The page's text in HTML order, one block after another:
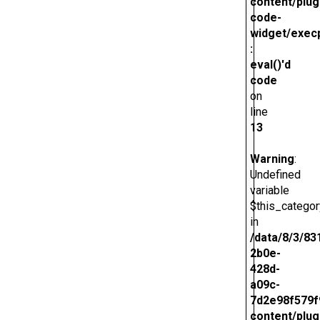
code-
widget/
:
eval()'d
code
on
line
13
Warning:
Undefined
variable
in
/data/8/3/
2b0e-
428d-
a09c-
content/